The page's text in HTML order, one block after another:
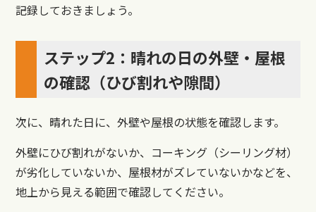
記録しておきましょう。
ステップ2：晴れの日の外壁・屋根
の確認（ひび割れや隙間）
次に、晴れた日に、外壁や屋根の状態を確認します。
外壁にひび割れがないか、コーキング（シーリング材）
が劣化していないか、屋根材がズレていないかなどを、
地上から見える範囲で確認してください。